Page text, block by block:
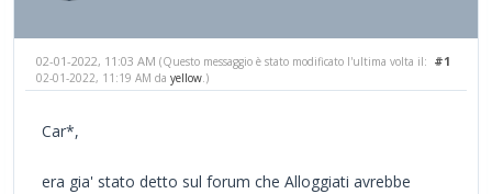
#1
02-01-2022, 11:03 AM (Questo messaggio è stato modificato l'ultima volta il:
02-01-2022, 11:19 AM da yellow .)
Car*,
era gia' stato detto sul forum che Alloggiati avrebbe